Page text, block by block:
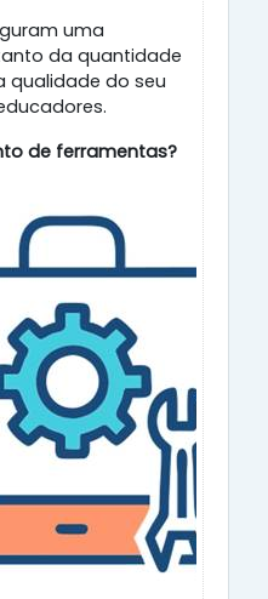
uma
da quantidade
qualidade do seu
de ferramentas?